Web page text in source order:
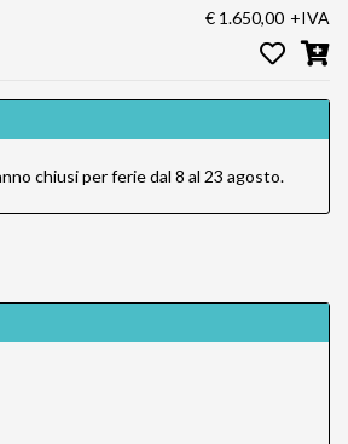
€ 1.650,00 +IVA
chiusi per ferie dal 8 al 23 agosto.